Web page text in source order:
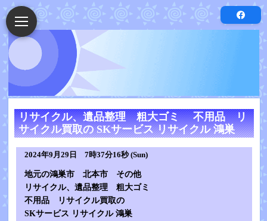
リサイクル、遺品整理 粗大ゴミ 不用品 リ
サイクル買取の SKサービス リサイクル 鴻巣
2024年9月29日 7時37分16秒 (Sun)
地元の鴻巣市 北本市 その他
リサイクル、遺品整理 粗大ゴミ
不用品 リサイクル買取の
SKサービス リサイクル 鴻巣